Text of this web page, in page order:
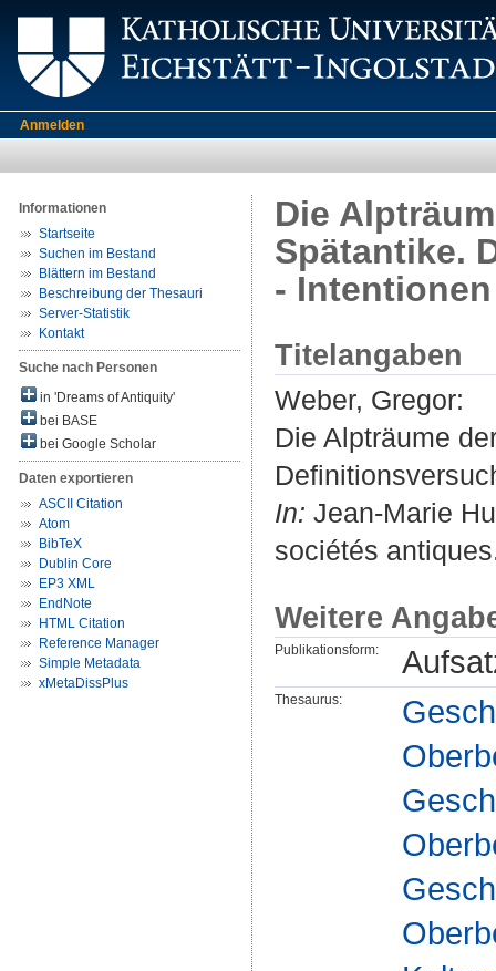
Anmelden
Informationen
Startseite
Suchen im Bestand
Blättern im Bestand
Beschreibung der Thesauri
Server-Statistik
Kontakt
Suche nach Personen
in 'Dreams of Antiquity'
bei BASE
bei Google Scholar
Daten exportieren
ASCII Citation
Atom
BibTeX
Dublin Core
EP3 XML
EndNote
HTML Citation
Reference Manager
Simple Metadata
xMetaDissPlus
Die
Spätantike.
- Intentionen
Titelangaben
Weber, Gregor:
Die Alpträume
In: Jean-Marie
sociétés
Weitere
Publikationsform:
Thesaurus: